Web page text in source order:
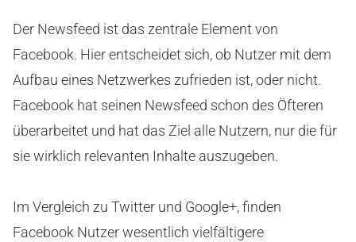
Der Newsfeed ist das zentrale Element von
Facebook. Hier entscheidet sich, ob Nutzer mit dem
Aufbau eines Netzwerkes zufrieden ist, oder nicht.
Facebook hat seinen Newsfeed schon des Öfteren
überarbeitet und hat das Ziel alle Nutzern, nur die für
sie wirklich relevanten Inhalte auszugeben.
Im Vergleich zu Twitter und Google+, finden
Facebook Nutzer wesentlich vielfältigere